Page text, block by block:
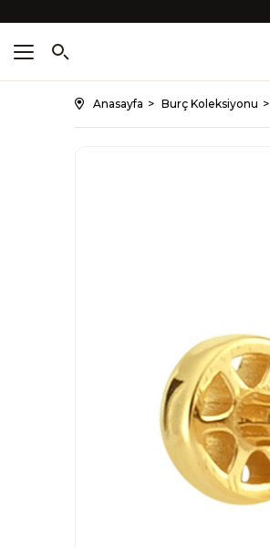
Anasayfa Burç Koleksiyonu